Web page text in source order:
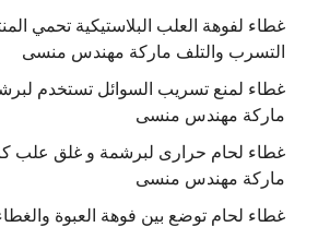
غطاء لفوهة العلب البلاستيكية تحمي
التسرب والتلف ماركة مهندس منسى
غطاء لمنع تسريب السوائل تستخدم
ماركة مهندس منسى
غطاء لحام حرارى لبرشمة و غلق علب
ماركة مهندس منسى
غطاء لحام توضع بين فوهة العبوة